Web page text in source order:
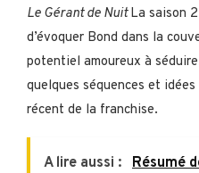
Le Gérant de NuitLa saison
d’évoquer Bond dans la
potentiel amoureux à
quelques séquences et
récent de la franchise.
A lire aussi :
Résumé